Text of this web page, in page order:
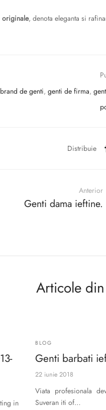
originale, denota eleganta si
brand de genti, genti de firma,
Distribuie
Anterior
Genti dama ieftine.
Articole
in
BLOG
Genti barbati
22 iunie 2018
Viata profesionala
Suveran iti of…